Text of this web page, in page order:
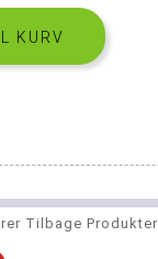
KURV
Tilbage Produkter